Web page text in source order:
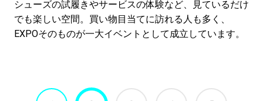
シューズの試履きやサービスの体験など、見ているだけ
でも楽しい空間。買い物目当てに訪れる人も多く、
EXPOそのものが一大イベントとして成立しています。